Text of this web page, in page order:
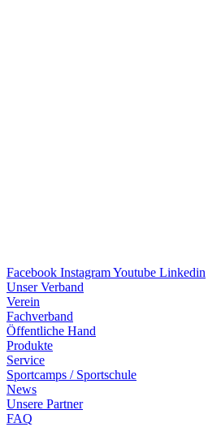
Facebook InstagramYoutube Linkedin
Unser Verband
Verein
Fach­ver­band
Öffent­li­che Hand
Produkte
Service
Sport­camps / Sportschule
News
Unsere Part­ner
FAQ